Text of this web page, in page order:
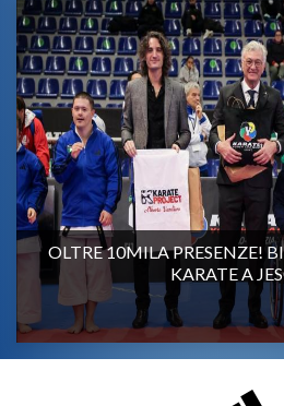
OLTRE 10MILA PRESENZE!
KARATE A